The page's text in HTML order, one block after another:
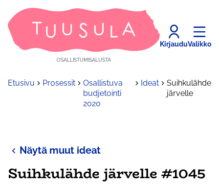
OSALLISTUMISALUSTA
KirjauduValikko
Etusivu Prosessit
Osallistuva
budjetointi
2020
Ideat
Suihkulähde
järvelle
Näytä muut ideat
Suihkulähde järvelle #1045